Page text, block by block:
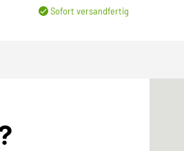
Sofort versandfertig